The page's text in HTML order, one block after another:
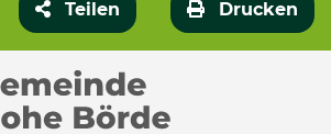
Teilen Drucken